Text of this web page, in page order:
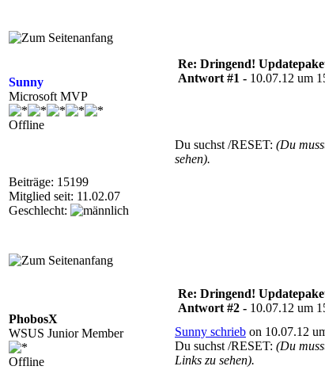
Sunny
Microsoft MVP
Offline
Beiträge: 15199
Mitglied seit: 11.02.07
Geschlecht:
Re: Dringend!
Antwort #1 - 10.07.12 um
Du suchst /RESET: (Du
sehen).
PhobosX
WSUS Junior Member
Offline
Re: Dringend!
Antwort #2 - 10.07.12 um
Sunny schrieb on 10.07.12
Du suchst /RESET: (Du
Links zu sehen).